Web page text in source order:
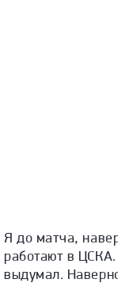
Я до матча,
работают в
выдумал.